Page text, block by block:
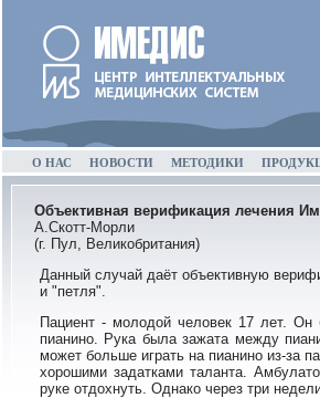
О НАС НОВОСТИ МЕТОДИКИ
Объективная верификация лечения
А.Скотт-Морли
(г. Пул, Великобритания)
Данный случай даёт объективную
и "петля".
Пациент - молодой человек 17 лет. Он
пианино. Рука была зажата между
может больше играть на пианино из-за
хорошими задатками таланта.
руке отдохнуть. Однако через три